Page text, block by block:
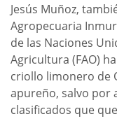
Jesús Muñoz,
Agropecuaria
de las Naciones
Agricultura (FAO)
criollo limonero de
apureño, salvo por
clasificados que